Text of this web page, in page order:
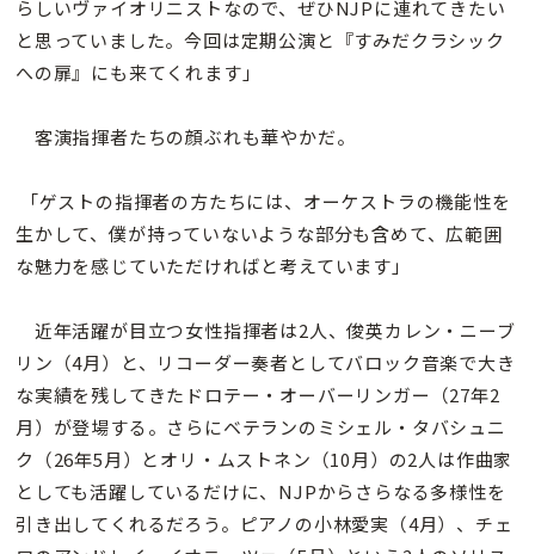
らしいヴァイオリニストなので、ぜひNJPに連れてきたい
と思っていました。今回は定期公演と『すみだクラシック
への扉』にも来てくれます」
客演指揮者たちの顔ぶれも華やかだ。
「ゲストの指揮者の方たちには、オーケストラの機能性を
生かして、僕が持っていないような部分も含めて、広範囲
な魅力を感じていただければと考えています」
近年活躍が目立つ女性指揮者は2人、俊英カレン・ニーブ
リン（4月）と、リコーダー奏者としてバロック音楽で大き
な実績を残してきたドロテー・オーバーリンガー（27年2
月）が登場する。さらにベテランのミシェル・タバシュニ
ク（26年5月）とオリ・ムストネン（10月）の2人は作曲家
としても活躍しているだけに、NJPからさらなる多様性を
引き出してくれるだろう。ピアノの小林愛実（4月）、チェ